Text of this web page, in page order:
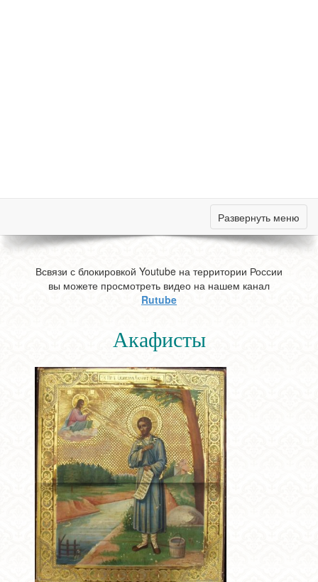
Развернуть меню
Всвязи с блокировкой Youtube на территории России
вы можете просмотреть видео на нашем канал
Rutube
Акафисты